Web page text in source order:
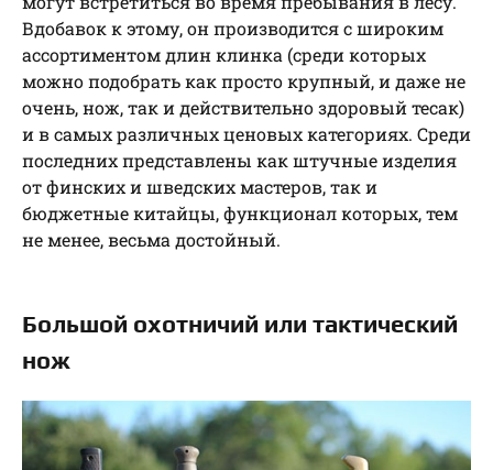
Вдобавок к этому, он производится с широким
ассортиментом длин клинка (среди которых
можно подобрать как просто крупный, и даже не
очень, нож, так и действительно здоровый тесак)
и в самых различных ценовых категориях. Среди
последних представлены как штучные изделия
от финских и шведских мастеров, так и
бюджетные китайцы, функционал которых, тем
не менее, весьма достойный.
Большой охотничий или тактический
нож